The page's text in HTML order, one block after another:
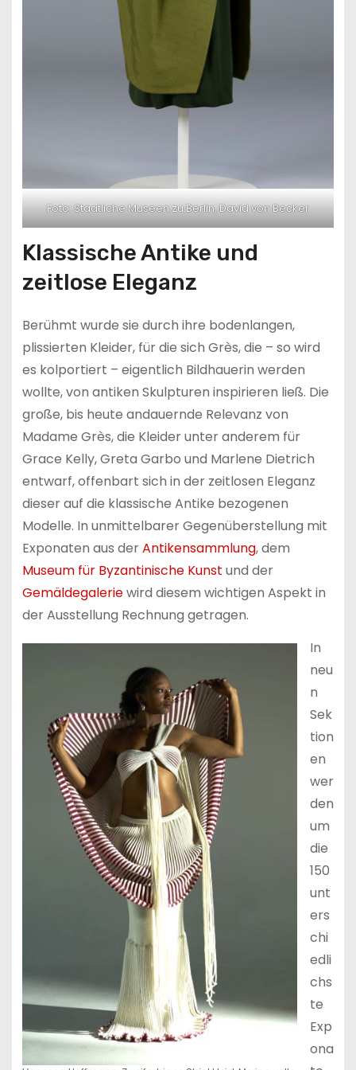
Foto: Staatliche Museen zu Berlin, David von Becker
Klassische Antike und
zeitlose Eleganz
Berühmt wurde sie durch ihre bodenlangen,
plissierten Kleider, für die sich Grès, die – so wird
es kolportiert – eigentlich Bildhauerin werden
wollte, von antiken Skulpturen inspirieren ließ. Die
große, bis heute andauernde Relevanz von
Madame Grès, die Kleider unter anderem für
Grace Kelly, Greta Garbo und Marlene Dietrich
entwarf, offenbart sich in der zeitlosen Eleganz
dieser auf die klassische Antike bezogenen
Modelle. In unmittelbarer Gegenüberstellung mit
Exponaten aus derAntikensammlung, dem
Museum für Byzantinische Kunst und der
Gemäldegaleriewird diesem wichtigen Aspekt in
der Ausstellung Rechnung getragen.
In
neu
n
Sek
tion
en
wer
den
um
die
150
unt
ers
chi
edli
chs
te
Exp
ona